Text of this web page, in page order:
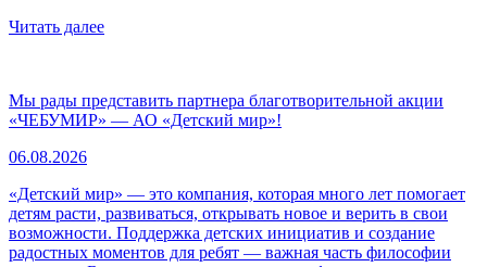
Читать далее
Мы рады представить партнера благотворительной акции
«ЧЕБУМИР» — АО «Детский мир»!
06.08.2026
«Детский мир» — это компания, которая много лет помогает
детям расти, развиваться, открывать новое и верить в свои
возможности. Поддержка детских инициатив и создание
радостных моментов для ребят — важная часть философии